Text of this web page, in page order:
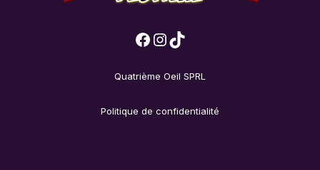
Quatrième Oeil SPRL
Politique de confidentialité